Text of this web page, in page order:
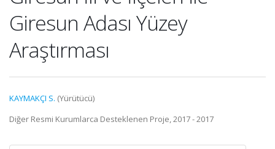
Giresun Adası Yüzey
Araştırması
KAYMAKÇI S. (Yürütücü)
Diğer Resmi Kurumlarca Desteklenen Proje, 2017 - 2017